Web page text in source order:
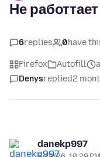
Не
6replies 0have
Firefox Autofill
Denysreplied2
danekp997